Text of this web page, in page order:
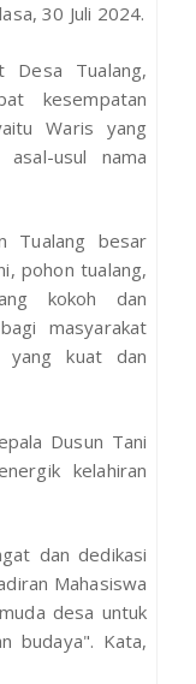
30 Juli 2024.
Desa Tualang,
kesempatan
Waris yang
asal-usul nama
Tualang besar
pohon tualang,
kokoh dan
masyarakat
yang kuat dan
Dusun Tani
kelahiran
dan dedikasi
Mahasiswa
desa untuk
budaya". Kata,